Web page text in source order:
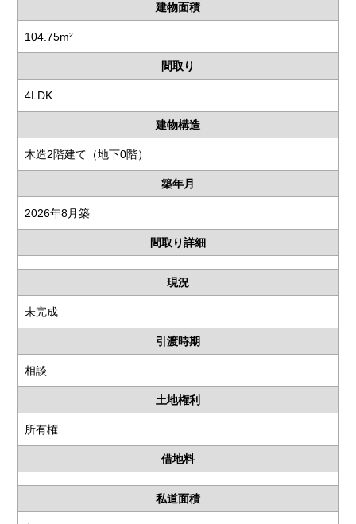
建物面積
104.75m²
間取り
4LDK
建物構造
木造2階建て（地下0階）
築年月
2026年8月築
間取り詳細
現況
未完成
引渡時期
相談
土地権利
所有権
借地料
私道面積